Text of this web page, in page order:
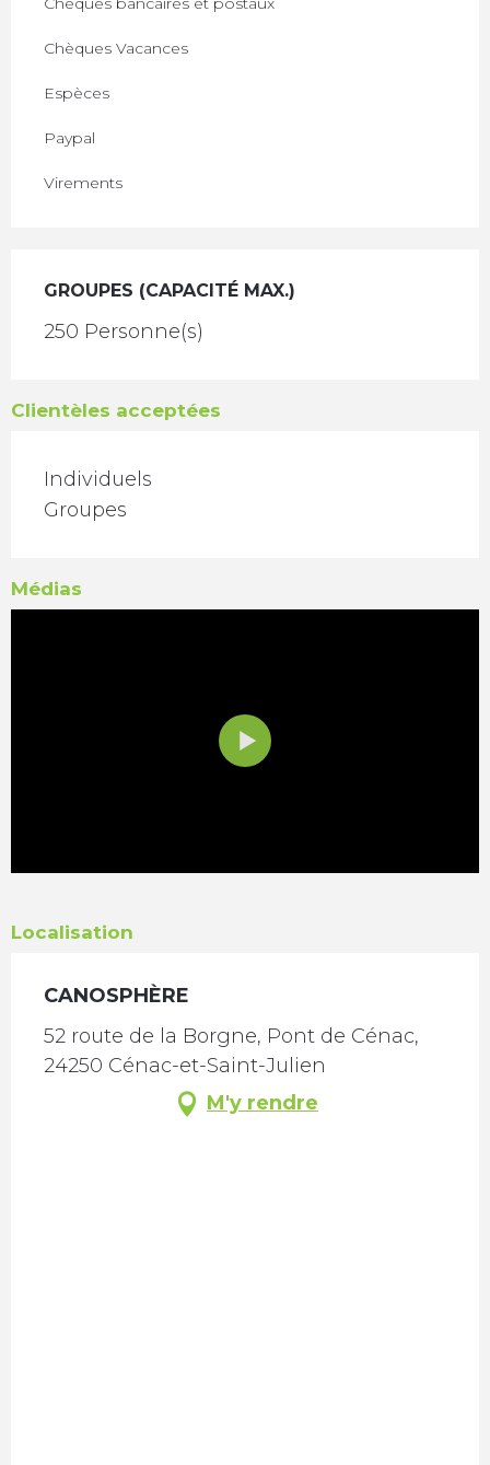
Chèques Vacances
Espèces
Paypal
Virements
GROUPES (CAPACITÉ MAX.)
GROUPES (CAPACITÉ MAX.)
250 Personne(s)
Clientèles acceptées
Individuels
Groupes
Médias
Localisation
CANOSPHÈRE
52 route de la Borgne, Pont de Cénac,
24250 Cénac-et-Saint-Julien
M'y rendre